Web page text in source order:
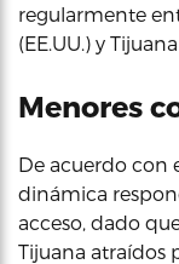
regularmente
(EE.UU.) y
Menores
De acuerdo con
dinámica
acceso, dado
Tijuana atraídos